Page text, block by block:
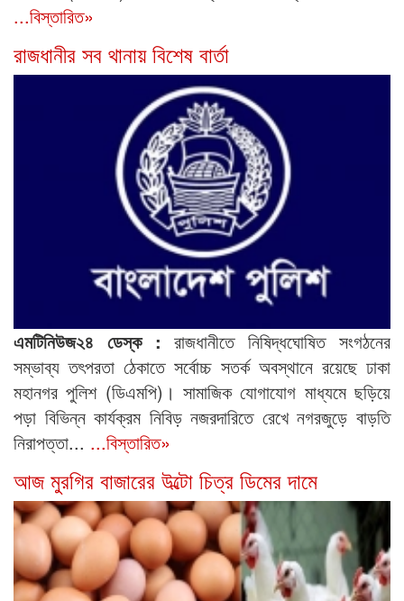
...বিস্তারিত»
রাজধানীর সব থানায় বিশেষ বার্তা
এমটিনিউজ২৪ ডেস্ক :রাজধানীতে নিষিদ্ধঘোষিত সংগঠনের
সম্ভাব্য তৎপরতা ঠেকাতে সর্বোচ্চ সতর্ক অবস্থানে রয়েছে ঢাকা
মহানগর পুলিশ (ডিএমপি)। সামাজিক যোগাযোগ মাধ্যমে ছড়িয়ে
পড়া বিভিন্ন কার্যক্রম নিবিড় নজরদারিতে রেখে নগরজুড়ে বাড়তি
নিরাপত্তা... ...বিস্তারিত»
আজ মুরগির বাজারের উল্টো চিত্র ডিমের দামে